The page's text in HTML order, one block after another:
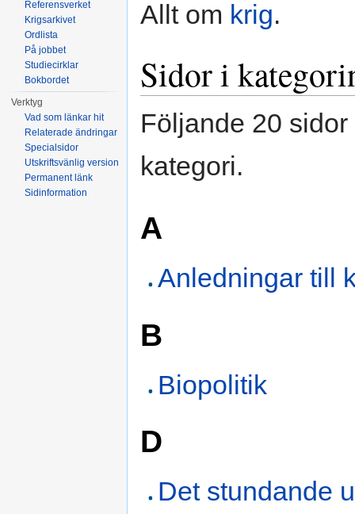
Allt om krig.
Sidor i
Följande 20
kategori.
A
Anledningar till
B
Biopolitik
D
Det stundande
Referensverket
Krigsarkivet
Ordlista
På jobbet
Studiecirklar
Bokbordet
Verktyg
Vad som länkar hit
Relaterade ändringar
Specialsidor
Utskriftsvänlig version
Permanent länk
Sidinformation